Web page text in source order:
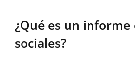
¿Qué es un informe
sociales?